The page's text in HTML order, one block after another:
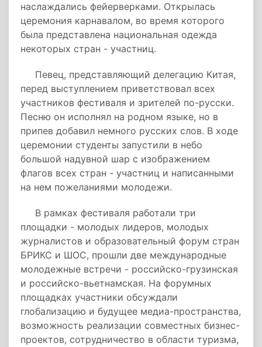
наслаждались фейерверками. Открылась
церемония карнавалом, во время которого
была представлена национальная одежда
некоторых стран - участниц.
Певец, представляющий делегацию Китая,
перед выступлением приветствовал всех
участников фестиваля и зрителей по-русски.
Песню он исполнял на родном языке, но в
припев добавил немного русских слов. В ходе
церемонии студенты запустили в небо
большой надувной шар с изображением
флагов всех стран - участниц и написанными
на нем пожеланиями молодежи.
В рамках фестиваля работали три
площадки - молодых лидеров, молодых
журналистов и образовательный форум стран
БРИКС и ШОС, прошли две международные
молодежные встречи - российско-грузинская
и российско-вьетнамская. На форумных
площадках участники обсуждали
глобализацию и будущее медиа-пространства,
возможность реализации совместных бизнес-
проектов, сотрудничество в области туризма,